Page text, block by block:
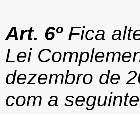
Art. 6ºFica
Lei
dezembro de
com a